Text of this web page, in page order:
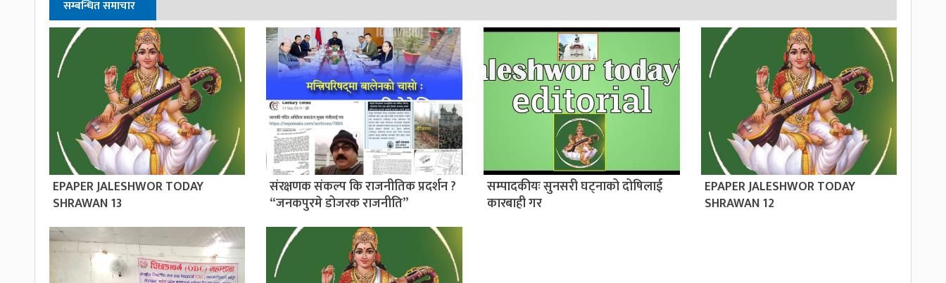
सम्बन्धित समाचार
EPAPER JALESHWOR TODAY
SHRAWAN 13
संरक्षणक संकल्प कि राजनीतिक प्रदर्शन ?
“जनकपुरमे डोजरक राजनीति”
सम्पादकीयः सुनसरी घट्नाको दोषिलाई
कारबाही गर
EPAPER JALESHWOR TODAY
SHRAWAN 12